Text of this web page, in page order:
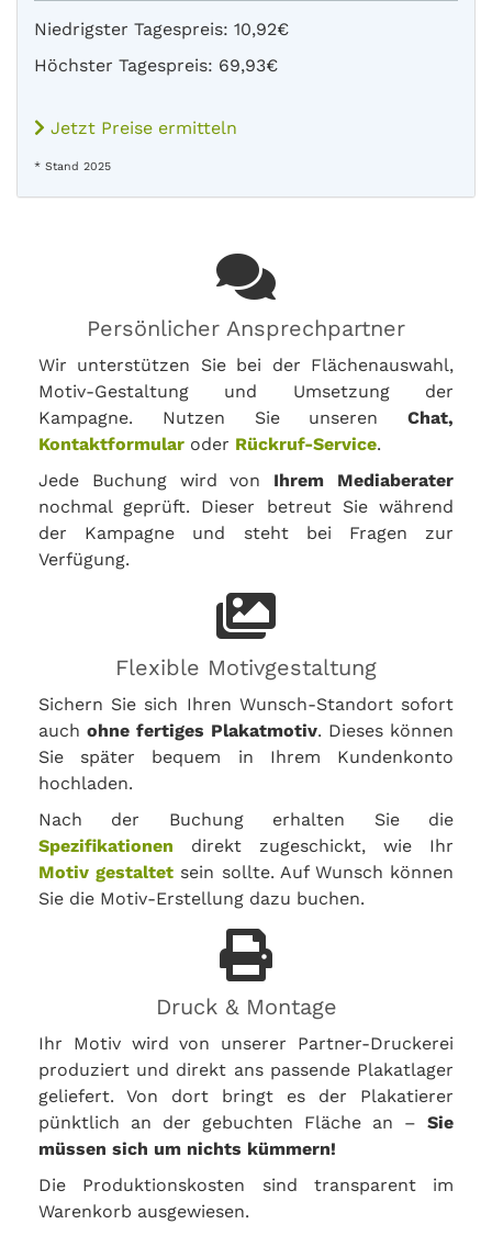
Niedrigster Tagespreis: 10,92€
Höchster Tagespreis: 69,93€
Jetzt Preise ermitteln
* Stand 2025
Persönlicher Ansprechpartner
Wir unterstützen Sie bei der Flächenauswahl,
Motiv-Gestaltung und Umsetzung der
Kampagne. Nutzen Sie unseren Chat,
Kontaktformular oder Rückruf-Service.
Jede Buchung wird von Ihrem Mediaberater
nochmal geprüft. Dieser betreut Sie während
der Kampagne und steht bei Fragen zur
Verfügung.
Flexible Motivgestaltung
Sichern Sie sich Ihren Wunsch-Standort sofort
auch ohne fertiges Plakatmotiv. Dieses können
Sie später bequem in Ihrem Kundenkonto
hochladen.
Nach der Buchung erhalten Sie die
Spezifikationen direkt zugeschickt, wie Ihr
Motiv gestaltet sein sollte. Auf Wunsch können
Sie die Motiv-Erstellung dazu buchen.
Druck & Montage
Ihr Motiv wird von unserer Partner-Druckerei
produziert und direkt ans passende Plakatlager
geliefert. Von dort bringt es der Plakatierer
pünktlich an der gebuchten Fläche an – Sie
müssen sich um nichts kümmern!
Die Produktionskosten sind transparent im
Warenkorb ausgewiesen.